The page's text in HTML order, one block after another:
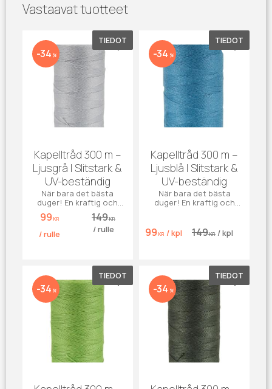
Vastaavat tuotteet
Kapelltråd 300 m –
Ljusgrå | Slitstark &
UV-beständig
När bara det bästa
duger! En kraftig och
väderbeständig
kapelltråd i stilren ljusgrå
nyans – perfekt för
båtkapell, markiser,
99 KR
/rulle
149KR
/rulle
34 % Lisää suosikiksi
TIEDOT
Kapelltråd 300 m –
Ljusblå | Slitstark &
UV-beständig
När bara det bästa
duger! En kraftig och
nyans – perfekt för
båtkapell, markiser,
99 KR /kpl 149KR /kpl
34 % Lisää
TIEDOT
34 % Lisää suosikiksi
TIEDOT
34 % Lisää
TIEDOT